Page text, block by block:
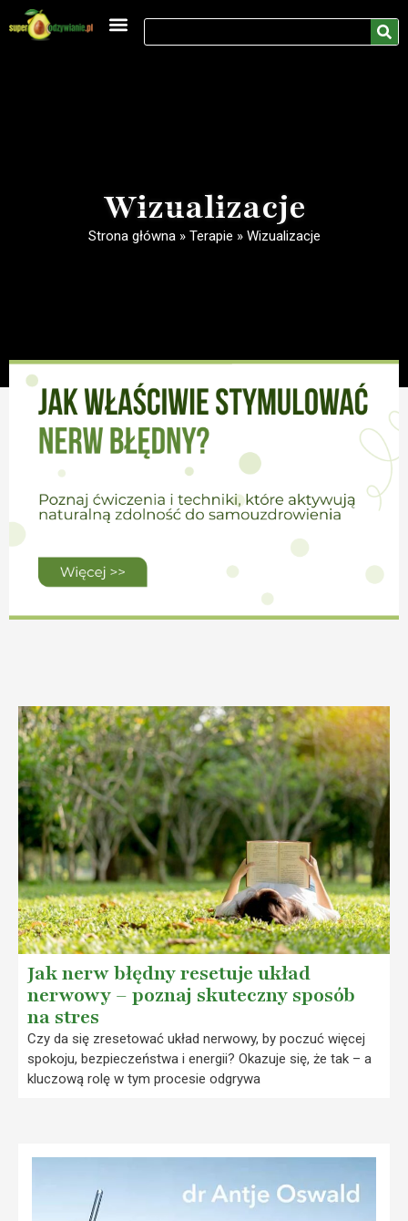
Wizualizacje
Strona główna» Terapie » Wizualizacje
Jak nerw błędny resetuje układ
nerwowy – poznaj skuteczny sposób
na stres
Czy da się zresetować układ nerwowy, by poczuć więcej
spokoju, bezpieczeństwa i energii? Okazuje się, że tak – a
kluczową rolę w tym procesie odgrywa